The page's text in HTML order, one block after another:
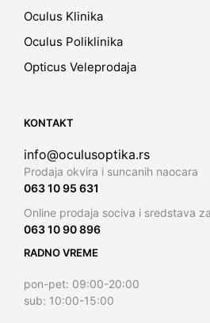
Oculus Klinika
Oculus Poliklinika
Opticus Veleprodaja
KONTAKT
info@oculusoptika.rs
Prodaja okvira i suncanih naocara
063 10 95 631
Online prodaja sociva i sredstava
063 10 90 896
RADNO VREME
pon-pet: 09:00-20:00
sub: 10:00-15:00